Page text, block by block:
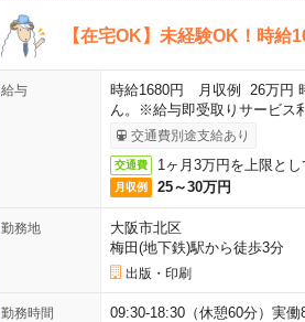
【在宅OK】未経験OK！時給
給与
時給1680円 月収例 26万円
ん。※給与即受取りサービス
交通費別途支給あり
交通費 1ヶ月3万円を上限と
月収例 25～30万円
勤務地
大阪市北区
梅田(地下鉄)駅から徒歩3分
出版・印刷
勤務時間 09:30-18:30（休憩60分）実働